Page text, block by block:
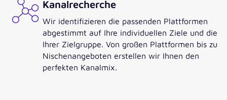
Kanalrecherche
Wir identifizieren die passenden Plattformen
abgestimmt auf Ihre individuellen Ziele und die
Ihrer Zielgruppe. Von großen Plattformen bis zu
Nischenangeboten erstellen wir Ihnen den
perfekten Kanalmix.